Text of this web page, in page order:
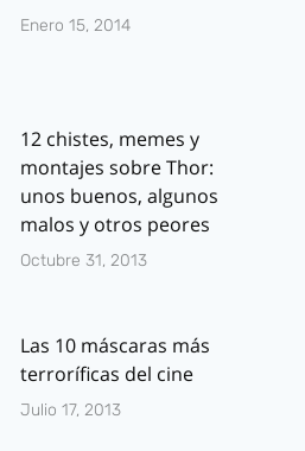
Enero 15, 2014
12 chistes, memes y
montajes sobre Thor:
unos buenos, algunos
malos y otros peores
Octubre 31, 2013
Las 10 máscaras más
terroríficas del cine
Julio 17, 2013